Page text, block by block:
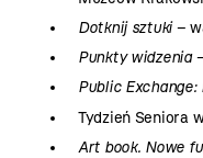
Dotknij sztuki–
Punkty widzenia
Public
Tydzień Seniora
Art book. Nowe